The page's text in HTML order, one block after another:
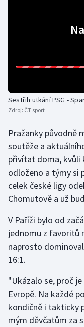
Judo
Lezení
Lyže a snowboard
Moderní pětiboj
Motorsport
Olympijské hry
Plavání
Plážový volejbal
Sestřih utkání PSG -
Zdroj: ČT sport
Pražanky původně
soutěže a
přivítat doma, kvůli
odloženo a týmy si
celek české ligy
Chomutově a už
V Paříži bylo od
jednomu z favoritů
naprosto
16:1.
"Ukázalo se, proč
Evropě. Na každé
kondičně i takticky
mým děvčatům za